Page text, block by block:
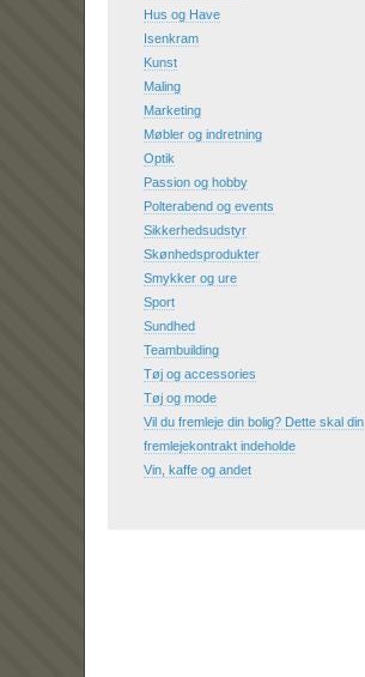
Hus og Have
Isenkram
Kunst
Maling
Marketing
Møbler og indretning
Optik
Passion og hobby
Polterabend og events
Sikkerhedsudstyr
Skønhedsprodukter
Smykker og ure
Sport
Sundhed
Teambuilding
Tøj og accessories
Tøj og mode
Vil du fremleje din bolig? Dette skal din
fremlejekontrakt indeholde
Vin, kaffe og andet